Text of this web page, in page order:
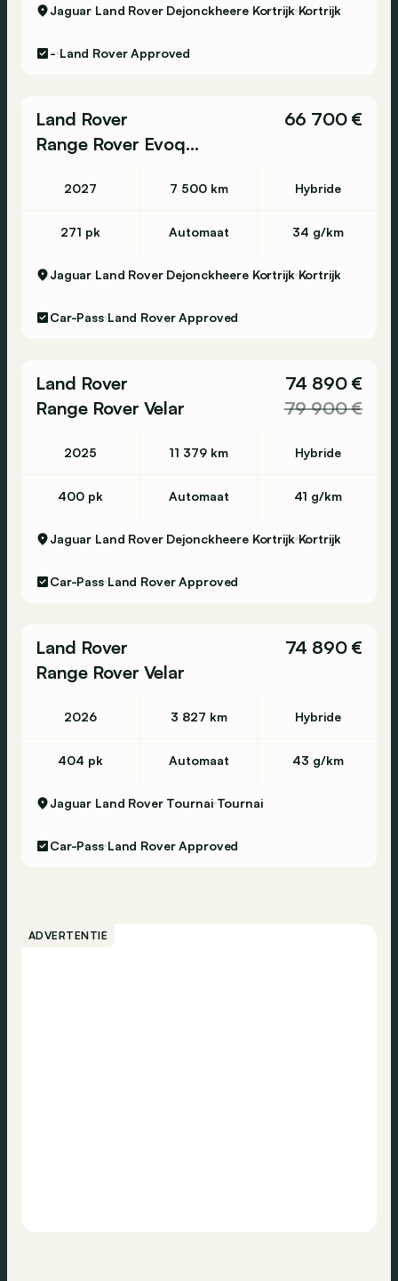
Jaguar Land Rover Dejonckheere Kortrijk Kortrijk
- Land Rover Approved
Land Rover
Range Rover Evoque
66 700 €
2027 7 500 km Hybride
271 pk Automaat 34 g/km
Jaguar Land Rover Dejonckheere Kortrijk Kortrijk
Car-Pass Land Rover Approved
Land Rover
Range Rover Velar
74 890 €
79 900 €
2025 11 379 km Hybride
400 pk Automaat 41 g/km
Jaguar Land Rover Dejonckheere Kortrijk Kortrijk
Car-Pass Land Rover Approved
Land Rover
Range Rover Velar
74 890 €
2026 3 827 km Hybride
404 pk Automaat 43 g/km
Jaguar Land Rover Tournai Tournai
Car-Pass Land Rover Approved
ADVERTENTIE